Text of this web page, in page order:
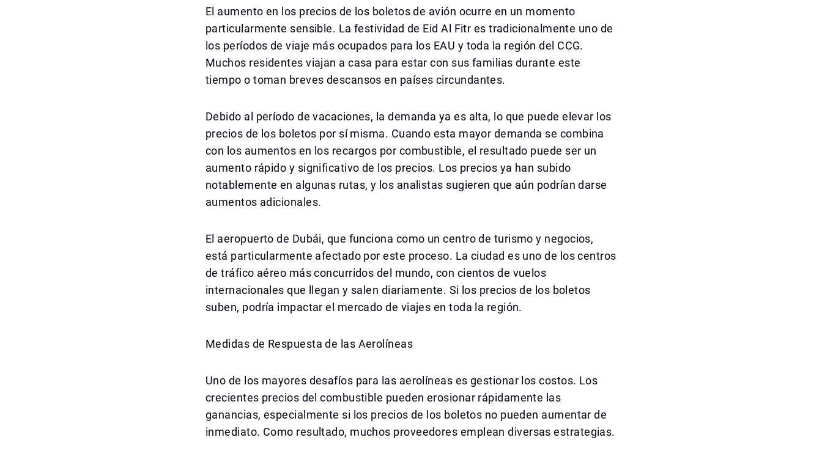
El aumento en los precios de los boletos de avión ocurre en un momento
particularmente sensible. La festividad de Eid Al Fitr es tradicionalmente uno de
los períodos de viaje más ocupados para los EAU y toda la región del CCG.
Muchos residentes viajan a casa para estar con sus familias durante este
tiempo o toman breves descansos en países circundantes.
Debido al período de vacaciones, la demanda ya es alta, lo que puede elevar los
precios de los boletos por sí misma. Cuando esta mayor demanda se combina
con los aumentos en los recargos por combustible, el resultado puede ser un
aumento rápido y significativo de los precios. Los precios ya han subido
notablemente en algunas rutas, y los analistas sugieren que aún podrían darse
aumentos adicionales.
El aeropuerto de Dubái, que funciona como un centro de turismo y negocios,
está particularmente afectado por este proceso. La ciudad es uno de los centros
de tráfico aéreo más concurridos del mundo, con cientos de vuelos
internacionales que llegan y salen diariamente. Si los precios de los boletos
suben, podría impactar el mercado de viajes en toda la región.
Medidas de Respuesta de las Aerolíneas
Uno de los mayores desafíos para las aerolíneas es gestionar los costos. Los
crecientes precios del combustible pueden erosionar rápidamente las
ganancias, especialmente si los precios de los boletos no pueden aumentar de
inmediato. Como resultado, muchos proveedores emplean diversas estrategias.